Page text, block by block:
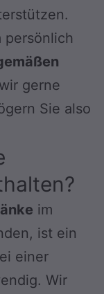
persönlich
gerne
Sie also
im
ist ein
einer
Wir